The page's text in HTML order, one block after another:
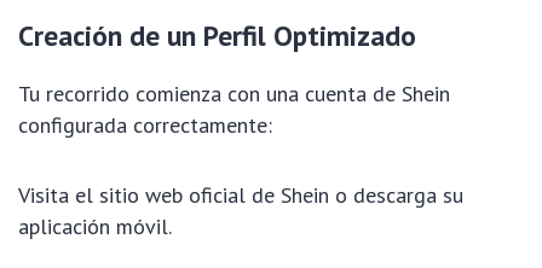
Creación de un Perfil Optimizado
Tu recorrido comienza con una cuenta de Shein
configurada correctamente:
Visita el sitio web oficial de Shein o descarga su
aplicación móvil.